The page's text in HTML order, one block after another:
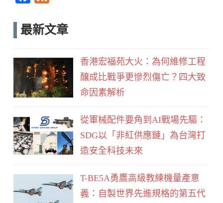
c
o
k
e
最新文章
香港宏福苑大火：為何維修工程
釀成比戰爭更慘烈傷亡？四大致
命因素解析
從軍械配件要角到AI戰場先驅：
SDG以「非紅供應鏈」為台灣打
造安全科技未來
T-BE5A勇鷹高級教練機量產意
義：自製世界先進規格的第五代